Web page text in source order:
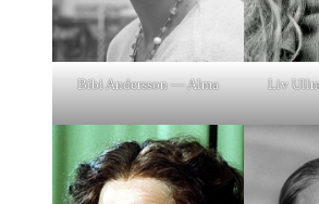
Bibi Andersson — Alma
Liv